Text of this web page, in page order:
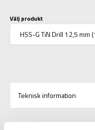
Välj produkt
Teknisk information